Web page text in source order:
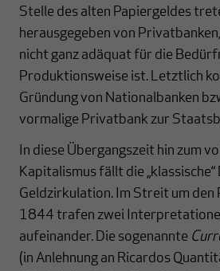
Stelle des alten Papiergeldes
herausgegeben von
nicht ganz adäquat für die
Produktionsweise ist. Letztlich
Gründung von Nationalbanken
vormalige Privatbank zur
In diese Übergangszeit hin zum
Kapitalismus fällt die
Geldzirkulation. Im Streit um den
1844 trafen zwei
aufeinander. Die sogenannte
(in Anlehnung an Ricardos